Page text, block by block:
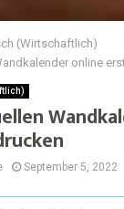
(Wirtschaftlich)
online
September 5, 2022